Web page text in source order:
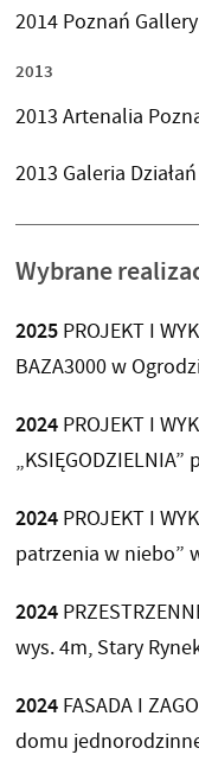
2014 Poznań
2013
2013 Artenalia
2013 Galeria
Wybrane
2025PROJEKT I
BAZA3000 w
2024PROJEKT I
2024PROJEKT I
patrzenia w niebo”
2024
wys. 4m, Stary
2024FASADA I
domu